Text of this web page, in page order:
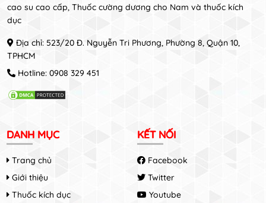
cao su cao cấp, Thuốc cường dương cho Nam và thuốc kích
dục
Địa chỉ: 523/20 Đ. Nguyễn Tri Phương, Phường 8, Quận 10,
TPHCM
Hotline: 0908 329 451
DANH MỤC
Trang chủ
Giới thiệu
Thuốc kích dục
KẾT NỐI
Facebook
Twitter
Youtube